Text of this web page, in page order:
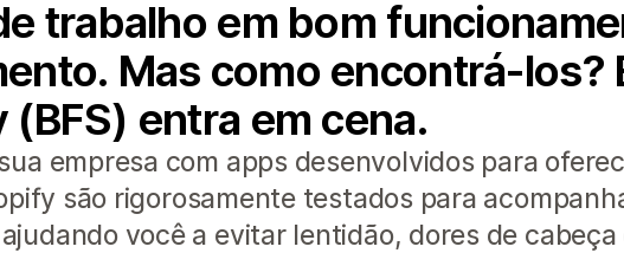
trabalho em bom
Mas como encontrá-los?
entra em cena.
empresa com apps desenvolvidos para
são rigorosamente testados para
você a evitar lentidão, dores de